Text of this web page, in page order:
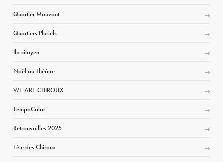
Quartier Mouvant
Quartiers Pluriels
Ilo citoyen
Noël au Théâtre
WE ARE CHIROUX
TempoColor
Retrouvailles 2025
Fête des Chiroux